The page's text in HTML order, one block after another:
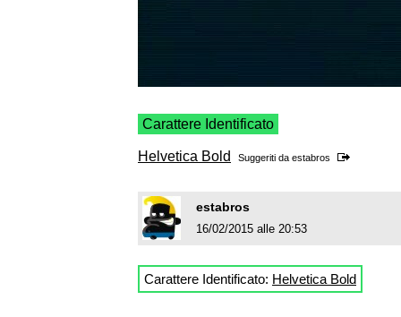
Carattere Identificato
Helvetica Bold Suggeriti da estabros
estabros
16/02/2015 alle 20:53
Carattere Identificato: Helvetica Bold